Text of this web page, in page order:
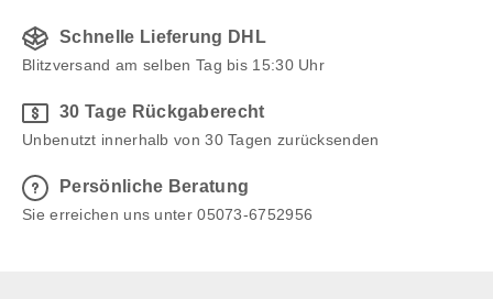
Schnelle Lieferung DHL
Blitzversand am selben Tag bis 15:30 Uhr
30 Tage Rückgaberecht
Unbenutzt innerhalb von 30 Tagen zurücksenden
Persönliche Beratung
Sie erreichen uns unter 05073-6752956